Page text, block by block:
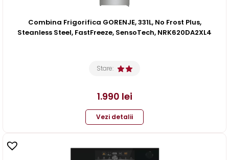
Combina Frigorifica GORENJE, 331L, No Frost Plus,
Steanless Steel, FastFreeze, SensoTech, NRK620DA2XL4
Stare:
1.990 lei
Vezi detalii